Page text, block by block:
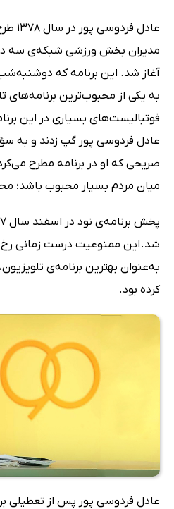
عادل
مدیران بخش ورزشی شبکه‌ی سه
آغاز شد. این برنامه که
به یکی از محبوب‌ترین برنامه‌های
فوتبالیست‌های بسیاری در این
عادل فردوسی پور گپ زدند و به
صریحی که او در برنامه مطرح
میان مردم بسیار محبوب باشد؛
شد. این ممنوعیت درست زمانی رخ
به‌عنوان بهترین برنامه‌ی
کرده بود.
عادل فردوسی پور پس از تعطیلی